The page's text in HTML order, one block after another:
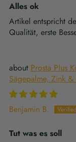
Alles ok
Artikel entspricht
Qualität, erste
Prosta Plus
Sägepalme, Zink &
Benjamin B.
Tut was es soll